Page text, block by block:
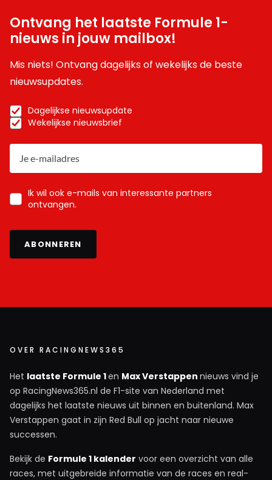
Ontvang het laatste Formule 1-
nieuws in jouw mailbox!
Mis niets! Ontvang dagelijks of wekelijks de beste
nieuwsupdates.
Dagelijkse nieuwsupdate
Wekelijkse nieuwsbrief
Ik wil ook e-mails van interessante partners
ontvangen.
ABONNEREN
OVER RACINGNEWS365
Het laatste Formule 1en Max Verstappen nieuws vind je
op RacingNews365.nl de F1-site van Nederland met
dagelijks het laatste nieuws uit binnen en buitenland. Max
Verstappen gaat in zijn Red Bull op jacht naar nieuwe
successen.
Bekijk de Formule 1 kalender voor een overzicht van alle
races, met uitgebreide informatie van de races en real-